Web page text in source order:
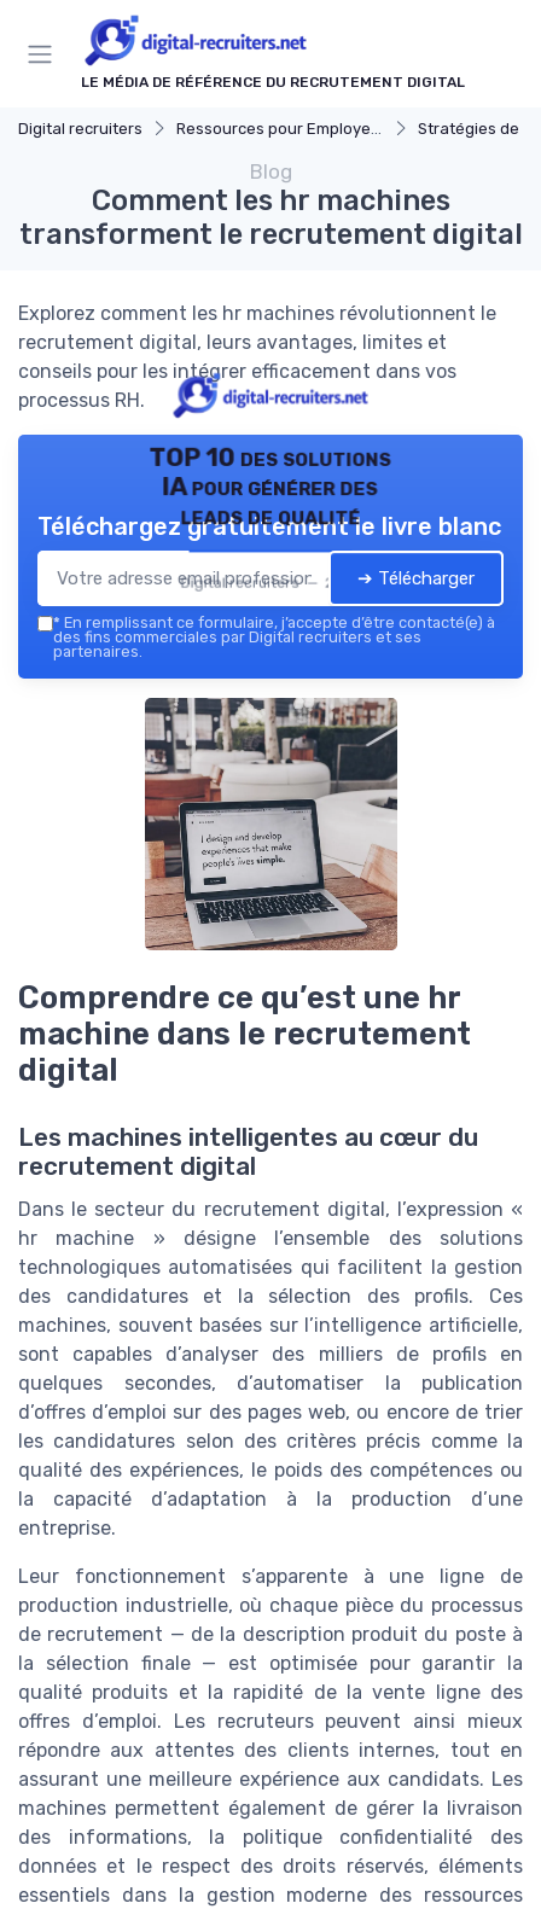
LE MÉDIA DE RÉFÉRENCE DU RECRUTEMENT DIGITAL
Digital recruiters Ressources pour Employeurs Stratégies de
Blog
Comment les hr machines
transforment le recrutement digital
Explorez comment les hr machines révolutionnent le
recrutement digital, leurs avantages, limites et
conseils pour les intégrer efficacement dans vos
processus RH.
TOP 10 des solutions
IA pour générer des
leads de qualité
Digital recruiters — 2026
Téléchargez gratuitement le livre blanc
➔ Télécharger
* En remplissant ce formulaire, j’accepte d’être contacté(e) à
des fins commerciales par Digital recruiters et ses
partenaires.
Comprendre ce qu’est une hr
machine dans le recrutement
digital
Les machines intelligentes au cœur du
recrutement digital
Dans le secteur du recrutement digital, l’expression «
hr machine » désigne l’ensemble des solutions
technologiques automatisées qui facilitent la gestion
des candidatures et la sélection des profils. Ces
machines, souvent basées sur l’intelligence artificielle,
sont capables d’analyser des milliers de profils en
quelques secondes, d’automatiser la publication
d’offres d’emploi sur des pages web, ou encore de trier
les candidatures selon des critères précis comme la
qualité des expériences, le poids des compétences ou
la capacité d’adaptation à la production d’une
entreprise.
Leur fonctionnement s’apparente à une ligne de
production industrielle, où chaque pièce du processus
de recrutement — de la description produit du poste à
la sélection finale — est optimisée pour garantir la
qualité produits et la rapidité de la vente ligne des
offres d’emploi. Les recruteurs peuvent ainsi mieux
répondre aux attentes des clients internes, tout en
assurant une meilleure expérience aux candidats. Les
machines permettent également de gérer la livraison
des informations, la politique confidentialité des
données et le respect des droits réservés, éléments
essentiels dans la gestion moderne des ressources
Panneau de gestion des cookies